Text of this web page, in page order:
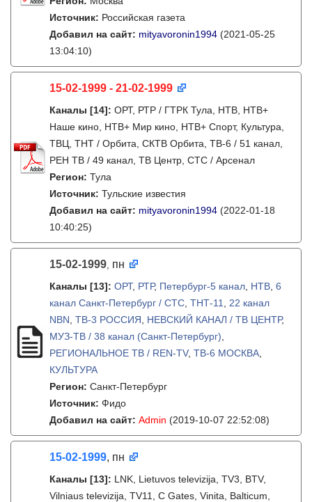
Источник: Российская газета
Добавил на сайт: mityavoronin1994 (2021-05-25
13:04:10)
15-02-1999 - 21-02-1999
Каналы [14]: ОРТ, РТР / ГТРК Тула, НТВ, НТВ+
Наше кино, НТВ+ Мир кино, НТВ+ Спорт, Культура,
ТВЦ, ТНТ / Орбита, СКТВ Орбита, ТВ-6 / 51 канал,
РЕН ТВ / 49 канал, ТВ Центр, СТС / Арсенал
Регион: Тула
Источник: Тульские известия
Добавил на сайт: mityavoronin1994 (2022-01-18
10:40:25)
15-02-1999, пн
Каналы [13]: ОРТ, РТР, Петербург-5 канал НТВ 6
канал Санкт-Петербург / СТС ТНТ-11
22 канал
NBN ТВ-3 РОССИЯ НЕВСКИЙ КАНАЛ / ТВ ЦЕНТР,
МУЗ-ТВ / 38 канал (Санкт-Петербург)
РЕГИОНАЛЬНОЕ ТВ / REN-TV, ТВ-6 МОСКВА
КУЛЬТУРА
Регион: Санкт-Петербург
Источник: Фидо
Добавил на сайт: Admin (2019-10-07 22:52:08)
15-02-1999, пн
Каналы [13]: LNK, Lietuvos televizija, TV3, BTV,
Vilniaus televizija, TV11, C Gates, Vinita, Balticum,